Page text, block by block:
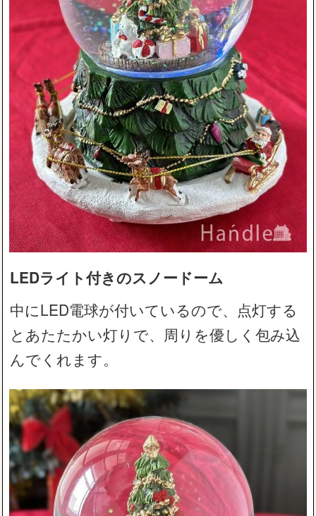
LEDライト付きのスノードーム
中にLED電球が付いているので、点灯する
とあたたかい灯りで、周りを優しく包み込
んでくれます。